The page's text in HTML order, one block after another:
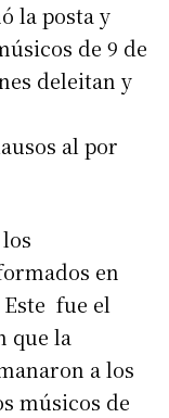
la posta y
de 9 de
deleitan y
al por
en
fue el
que la
a los
músicos de